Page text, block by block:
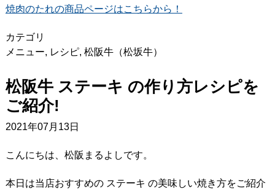
焼肉のたれの商品ページはこちらから！
カテゴリ
メニュー, レシピ, 松阪牛（松坂牛）
松阪牛 ステーキ の作り方レシピを
ご紹介!
2021年07月13日
こんにちは、松阪まるよしです。
本日は当店おすすめの ステーキ の美味しい焼き方をご紹介